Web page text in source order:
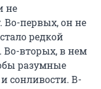
не
первых, он не
редкой
Во-вторых, в нем
разумные
сонливости. В-